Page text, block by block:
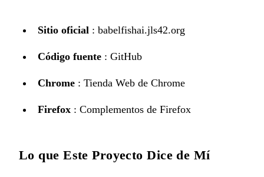
Sitio oficial : babelfishai.jls42.org
Código fuente : GitHub
Chrome : Tienda Web de Chrome
Firefox : Complementos de Firefox
Lo que Este Proyecto Dice de Mí